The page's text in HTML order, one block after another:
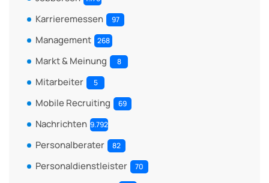
Karrieremessen 97
Management 268
Markt & Meinung 8
Mitarbeiter 5
Mobile Recruiting 69
Nachrichten 9.792
Personalberater 82
Personaldienstleister 70